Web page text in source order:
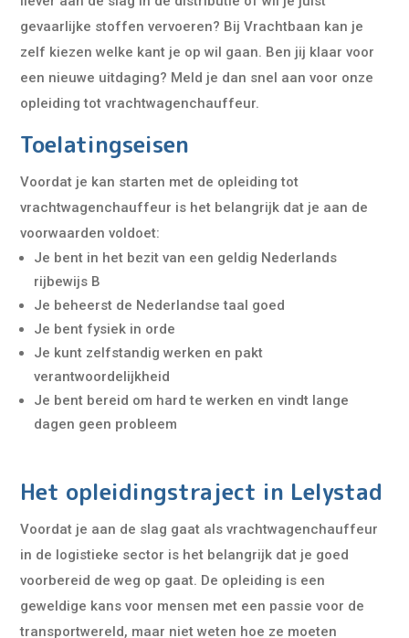
gevaarlijke stoffen vervoeren? Bij Vrachtbaan kan je
zelf kiezen welke kant je op wil gaan. Ben jij klaar voor
een nieuwe uitdaging? Meld je dan snel aan voor onze
opleiding tot vrachtwagenchauffeur.
Toelatingseisen
Voordat je kan starten met de opleiding tot
vrachtwagenchauffeur is het belangrijk dat je aan de
voorwaarden voldoet:
Je bent in het bezit van een geldig Nederlands
rijbewijs B
Je beheerst de Nederlandse taal goed
Je bent fysiek in orde
Je kunt zelfstandig werken en pakt
verantwoordelijkheid
Je bent bereid om hard te werken en vindt lange
dagen geen probleem
Het opleidingstraject in Lelystad
Voordat je aan de slag gaat als vrachtwagenchauffeur
in de logistieke sector is het belangrijk dat je goed
voorbereid de weg op gaat. De opleiding is een
geweldige kans voor mensen met een passie voor de
transportwereld, maar niet weten hoe ze moeten